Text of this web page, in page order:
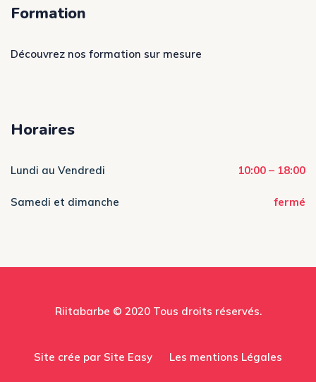
Formation
Découvrez nos formation sur mesure
Horaires
Lundi au Vendredi 10:00 – 18:00
Samedi et dimanche fermé
Riitabarbe © 2020 Tous droits réservés.
Site crée par Site Easy Les mentions Légales